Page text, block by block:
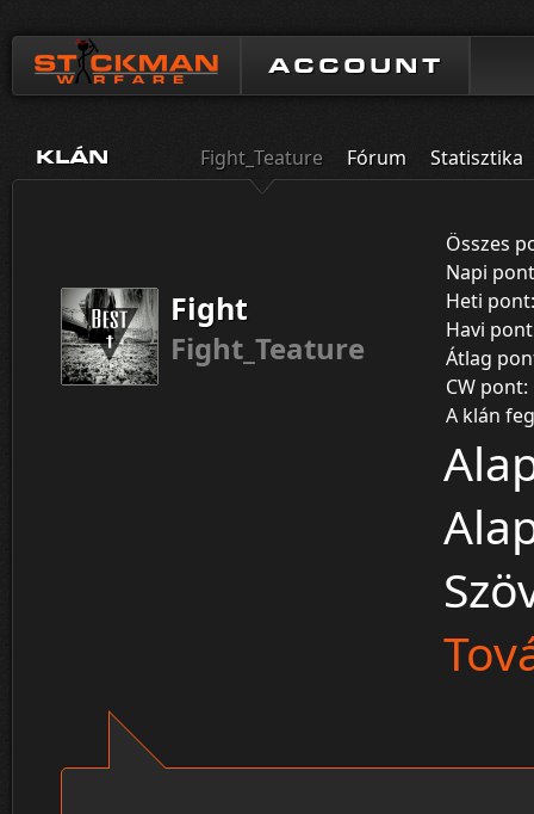
ACCOUNT
KLÁN Fight_Teature Fórum Statisztika
Fight
Fight_Teature
Összes
Napi
Heti
Havi
Átlag
CW pont:
A klán